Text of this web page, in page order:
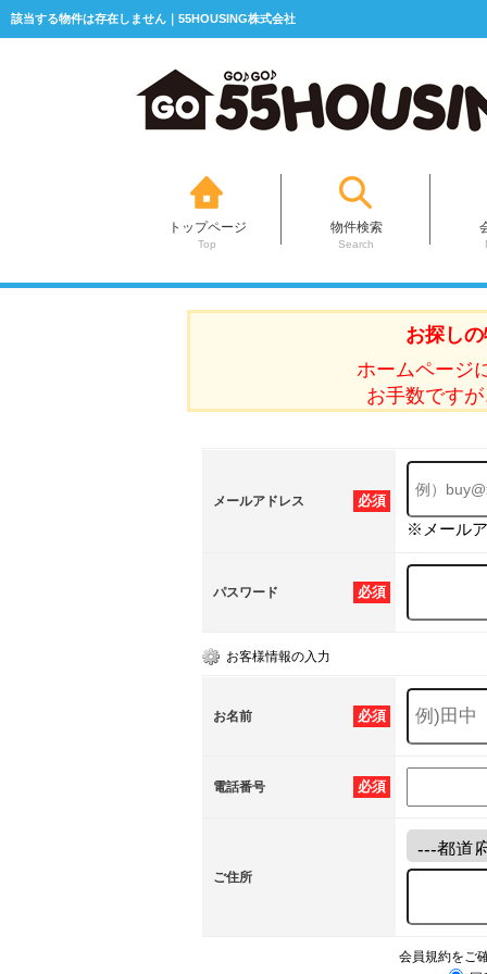
該当する物件は存在しません｜55HOUSING株式会社
トップページ
Top
物件検索
Search
お探し
ホームページ
お手数です
必須
メールアドレス
※メール
必須
パスワード
お客様情報の入力
必須
お名前
必須
電話番号
ご住所
会員規約をご